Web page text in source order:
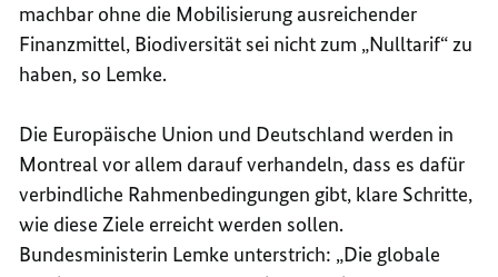
machbar ohne die Mobilisierung ausreichender
Finanzmittel, Biodiversität sei nicht zum „Nulltarif“ zu
haben, so Lemke.
Die Europäische Union und Deutschland werden in
Montreal vor allem darauf verhandeln, dass es dafür
verbindliche Rahmenbedingungen gibt, klare Schritte,
wie diese Ziele erreicht werden sollen.
Bundesministerin Lemke unterstrich: „Die globale